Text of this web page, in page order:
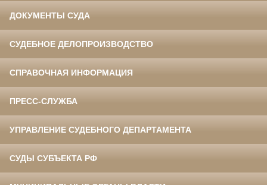
ДОКУМЕНТЫ СУДА
СУДЕБНОЕ ДЕЛОПРОИЗВОДСТВО
СПРАВОЧНАЯ ИНФОРМАЦИЯ
ПРЕСС-СЛУЖБА
УПРАВЛЕНИЕ СУДЕБНОГО ДЕПАРТАМЕНТА
СУДЫ СУБЪЕКТА РФ